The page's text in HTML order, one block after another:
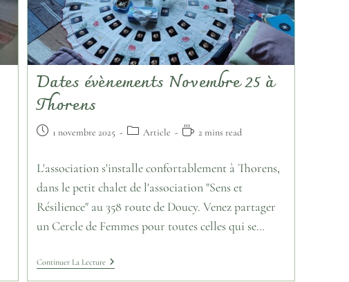
Dates évènements Novembre 25 à
Thorens
1 novembre 2025 Article 2 mins read
L'association s'installe confortablement à Thorens,
dans le petit chalet de l'association "Sens et
Résilience" au 358 route de Doucy. Venez partager
un Cercle de Femmes pour toutes celles qui se…
Continuer La Lecture